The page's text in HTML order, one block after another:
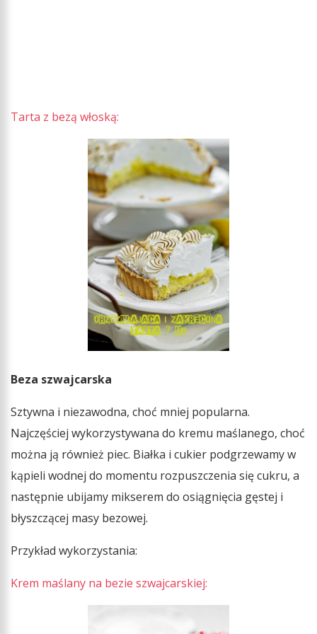
Tarta z bezą włoską:
Beza szwajcarska
Sztywna i niezawodna, choć mniej popularna.
Najczęściej wykorzystywana do kremu maślanego, choć
można ją również piec. Białka i cukier podgrzewamy w
kąpieli wodnej do momentu rozpuszczenia się cukru, a
następnie ubijamy mikserem do osiągnięcia gęstej i
błyszczącej masy bezowej.
Przykład wykorzystania:
Krem maślany na bezie szwajcarskiej: